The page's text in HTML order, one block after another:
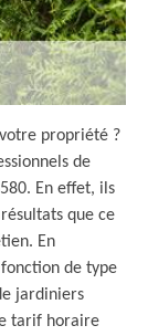
propriété ?
de
En effet, ils
que ce
En
de type
jardiniers
tarif horaire